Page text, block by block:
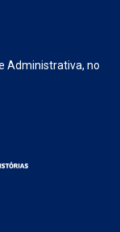
Administrativa, no